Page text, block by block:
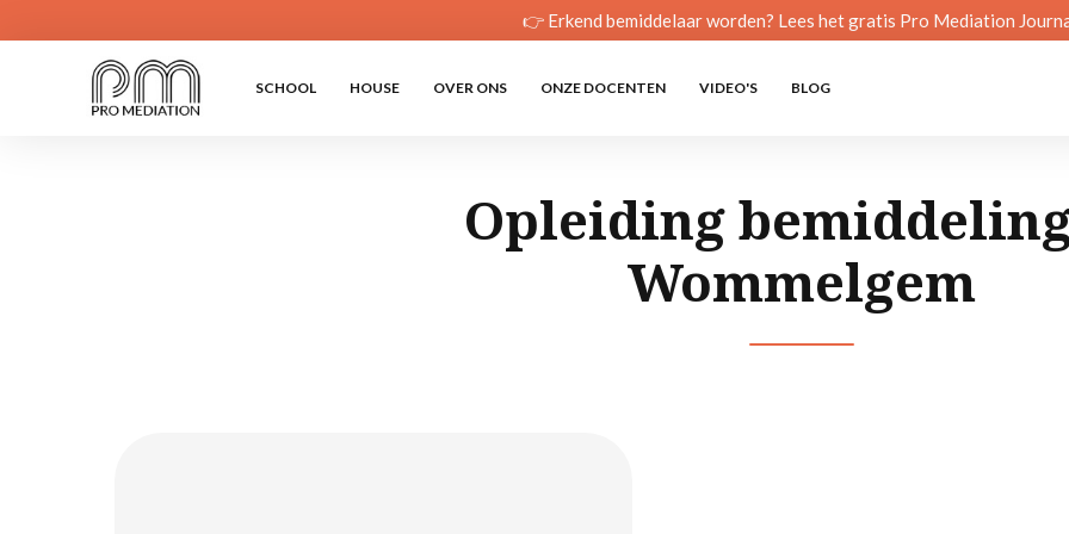
👉 Erkend bemiddelaar worden? Lees het gratis Pro Mediation
SCHOOL HOUSE OVER ONS ONZE DOCENTEN VIDEO'S BLOG
Opleiding
Wommelgem